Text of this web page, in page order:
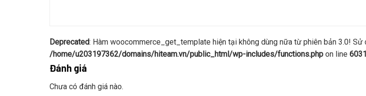
Deprecated: Hàm woocommerce_get_template hiện tại không dùng nữa từ phiên bản 3.0!
/home/u203197362/domains/hiteam.vn/public_html/wp-includes/functions.php on line 6031
Đánh giá
Chưa có đánh giá nào.